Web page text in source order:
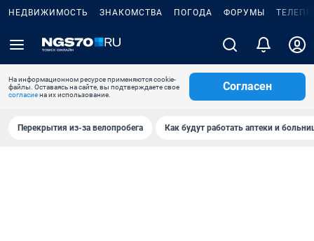
НЕДВИЖИМОСТЬ ЗНАКОМСТВА ПОГОДА ФОРУМЫ
На информационном ресурсе применяются cookie-
файлы. Оставаясь на сайте, вы подтверждаете свое
согласиена их использование.
Согласен
Перекрытия из-за велопробега Как будут работать аптеки и